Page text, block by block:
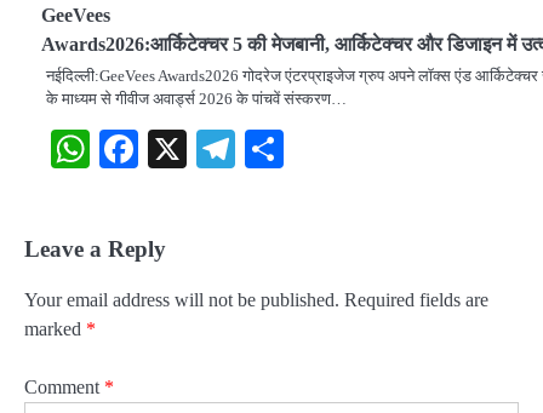
GeeVees
Awards2026:आर्किटेक्चर 5 की मेजबानी, आर्किटेक्चर और डिजाइन में
नईदिल्ली:GeeVees Awards2026 गोदरेज एंटरप्राइजेज ग्रुप अपने लॉक्स एंड आर्किटेक्चर
के माध्यम से गीवीज अवार्ड्स 2026 के पांचवें संस्करण…
WhatsApp
Facebook
X Telegram
Leave a Reply
Your email address will not be published. Required fields are
marked *
Comment *